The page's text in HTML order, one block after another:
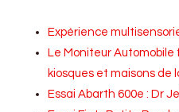
Expérience
Le Moniteur
kiosques et maisons de
Essai Abarth 600e : Dr